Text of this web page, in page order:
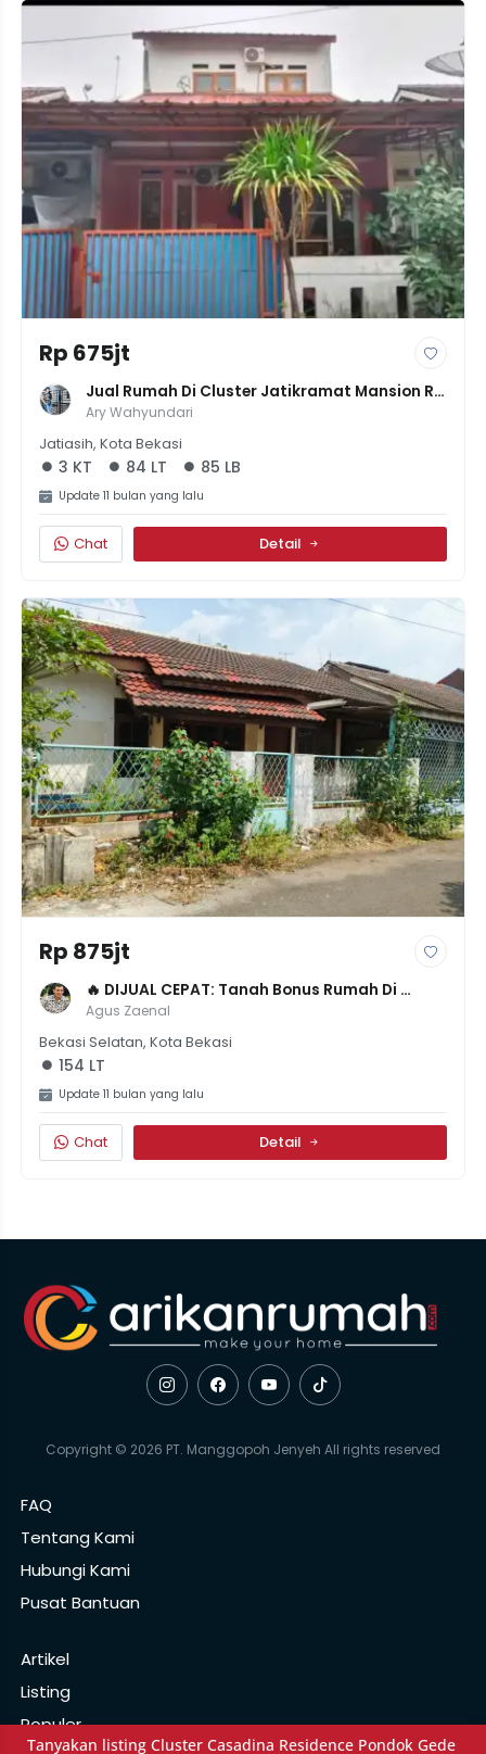
Rp 675jt
Jual Rumah Di Cluster Jatikramat Mansion Rp
600Jutaan 3Kamar
Ary Wahyundari
Jatiasih, Kota Bekasi
3 KT 84 LT 85 LB
Update 11 bulan yang lalu
Chat Detail
Rp 875jt
🔥 DIJUAL CEPAT: Tanah Bonus Rumah Di
Pekayon Indah - LT 154m² SHM - Harga 875JT
(Nego)
Agus Zaenal
Bekasi Selatan, Kota Bekasi
154 LT
Update 11 bulan yang lalu
Chat Detail
Copyright © 2026 PT. Manggopoh Jenyeh All rights reserved
FAQ
Tentang Kami
Hubungi Kami
Pusat Bantuan
Artikel
Listing
Populer
Tanyakan listing Cluster Casadina Residence Pondok Gede